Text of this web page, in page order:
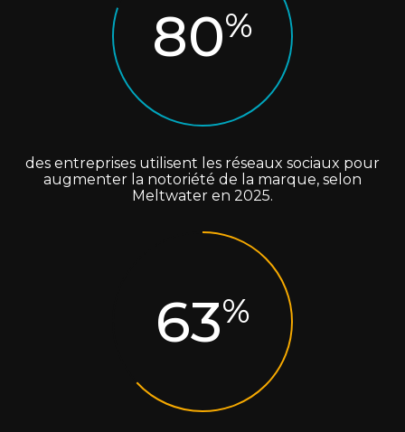
80%
des entreprises utilisent les réseaux sociaux pour
augmenter la notoriété de la marque, selon
Meltwater en 2025.
63%